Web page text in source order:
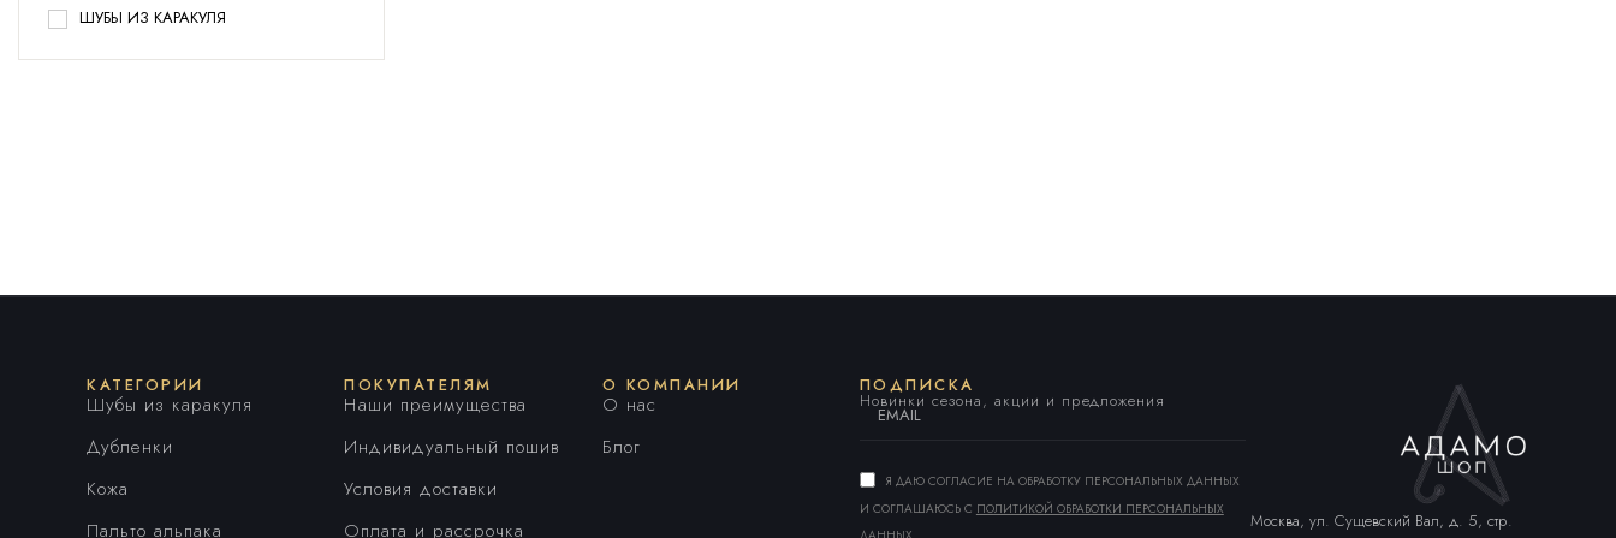
ШУБЫ ИЗ КАРАКУЛЯ
КАТЕГОРИИ
Шубы из каракуля
Дубленки
Кожа
Пальто альпака
ПОКУПАТЕЛЯМ
Наши преимущества
Индивидуальный пошив
Условия доставки
Оплата и рассрочка
О КОМПАНИИ
О нас
Блог
ПОДПИСКА
Новинки сезона, акции и предложения
Я ДАЮ СОГЛАСИЕ НА ОБРАБОТКУ ПЕРСОНАЛЬНЫХ ДАННЫХ
И СОГЛАШАЮСЬ С ПОЛИТИКОЙ ОБРАБОТКИ ПЕРСОНАЛЬНЫХ
Москва, ул. Сущевский Вал, д. 5, стр.